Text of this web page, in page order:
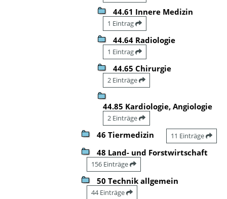
44.61 Innere Medizin
1 Eintrag
44.64 Radiologie
1 Eintrag
44.65 Chirurgie
2 Einträge
44.85 Kardiologie, Angiologie
2 Einträge
46 Tiermedizin 11 Einträge
48 Land- und Forstwirtschaft
156 Einträge
50 Technik allgemein
44 Einträge